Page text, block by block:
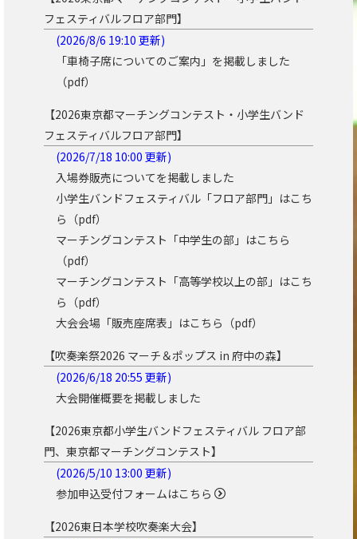
フェスティバルフロア部門】
(2026/8/6 19:10 更新)
「車椅子席についてのご案内」を掲載しました
（pdf）
【2026東京都マーチングコンテスト・小学生バンド
フェスティバルフロア部門】
(2026/7/18 10:00 更新)
入場券販売についてを掲載しました
小学生バンドフェスティバル「フロア部門」はこち
ら（pdf）
マーチングコンテスト「中学生の部」はこちら
（pdf）
マーチングコンテスト「高等学校以上の部」はこち
ら（pdf）
大会会場「販売座席表」はこちら（pdf）
【吹奏楽祭2026 マーチ＆ポップス in 府中の森】
(2026/6/18 20:55 更新)
大会開催概要を掲載しました
【2026東京都小学生バンドフェスティバル フロア部
門、東京都マーチングコンテスト】
(2026/5/10 13:00 更新)
参加申込受付フォームはこちら
【2026東日本学校吹奏楽大会】